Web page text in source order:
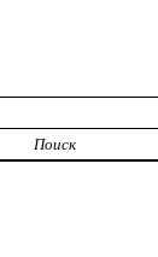
Поиск